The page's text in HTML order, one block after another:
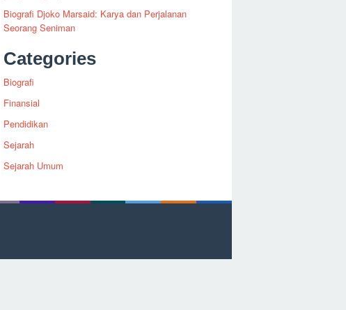
Biografi Djoko Marsaid: Karya dan Perjalanan
Seorang Seniman
Categories
Biografi
Finansial
Pendidikan
Sejarah
Sejarah Umum